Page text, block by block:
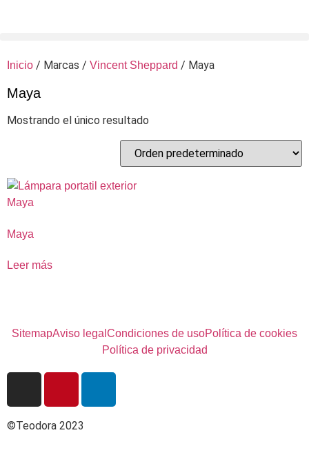
Inicio / Marcas / Vincent Sheppard / Maya
Maya
Mostrando el único resultado
Maya
Leer más
SitemapAviso legal Condiciones de usoPolítica de cookies
Política de privacidad
©Teodora 2023